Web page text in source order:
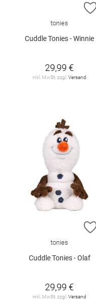
tonies
Cuddle Tonies - Winnie
29,99 €
inkl. MwSt. zzgl.Versand
tonies
Cuddle Tonies - Olaf
29,99 €
inkl. MwSt. zzgl.Versand